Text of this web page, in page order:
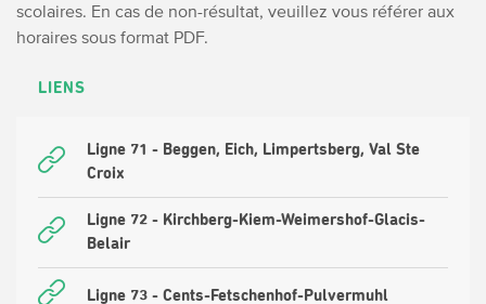
scolaires. En cas de non-résultat, veuillez vous référer aux
horaires sous format PDF.
LIENS
Ligne 71 - Beggen, Eich, Limpertsberg, Val Ste
Croix
Ligne 72 - Kirchberg-Kiem-Weimershof-Glacis-
Belair
Ligne 73 - Cents-Fetschenhof-Pulvermuhl